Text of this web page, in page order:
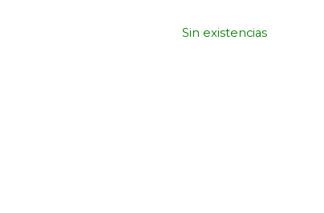
Sin existencias